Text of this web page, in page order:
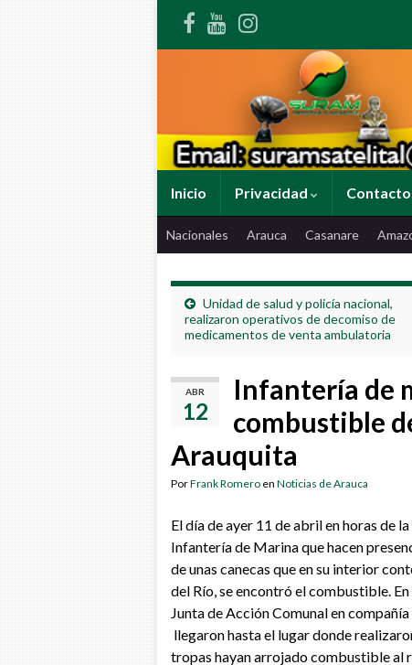
Inicio Privacidad
Nacionales Arauca Casanare
Unidad de salud y policía nacional,
realizaron operativos de decomiso de
medicamentos de venta ambulatoria
ABR
12
Infantería de
combustible
Arauquita
PorFrank Romero en Noticias de Arauca
El día de ayer 11 de abril en horas de
Infantería de Marina que hacen
de unas canecas que en su interior
del Río, se encontró el combustible.
Junta de Acción Comunal en
llegaron hasta el lugar donde
tropas hayan arrojado combustible al